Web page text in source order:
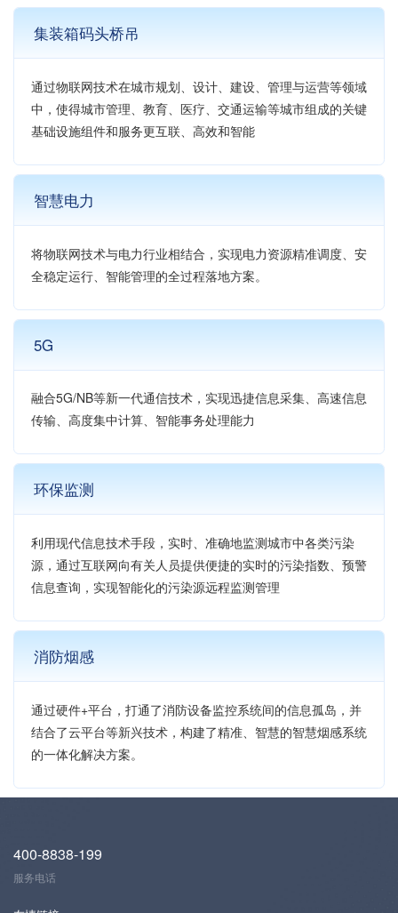
集装箱码头桥吊
通过物联网技术在城市规划、设计、建设、管理与运营等领域
中，使得城市管理、教育、医疗、交通运输等城市组成的关键
基础设施组件和服务更互联、高效和智能
智慧电力
将物联网技术与电力行业相结合，实现电力资源精准调度、安
全稳定运行、智能管理的全过程落地方案。
5G
融合5G/NB等新一代通信技术，实现迅捷信息采集、高速信息
传输、高度集中计算、智能事务处理能力
环保监测
利用现代信息技术手段，实时、准确地监测城市中各类污染
源，通过互联网向有关人员提供便捷的实时的污染指数、预警
信息查询，实现智能化的污染源远程监测管理
消防烟感
通过硬件+平台，打通了消防设备监控系统间的信息孤岛，并
结合了云平台等新兴技术，构建了精准、智慧的智慧烟感系统
的一体化解决方案。
400-8838-199
服务电话